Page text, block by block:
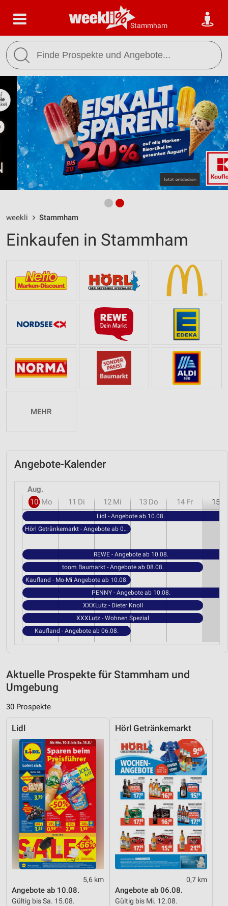
Stammham
weekli Stammham
Einkaufen in Stammham
MEHR
Angebote-Kalender
Aug.
10 Mo 11 Di 12 Mi 13 Do 14 Fr 15
Lidl - Angebote ab 10.08.
Hörl Getränkemarkt - Angebote ab 06.08.
REWE - Angebote ab 10.08.
toom Baumarkt - Angebote ab 08.08.
Kaufland - Mo-Mi Angebote ab 10.08.
PENNY - Angebote ab 10.08.
XXXLutz - Dieter Knoll
XXXLutz - Wohnen Spezial
Kaufland - Angebote ab 06.08.
Aktuelle Prospekte für Stammham und
Umgebung
30 Prospekte
Lidl
5,6 km
Angebote ab 10.08.
Gültig bis Sa. 15.08.
Hörl Getränkemarkt
0,7 km
Angebote ab 06.08.
Gültig bis Mi. 12.08.